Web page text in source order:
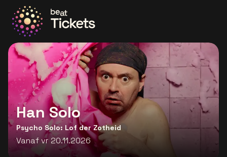
Ga naar de homepage
Han Solo
Psycho Solo: Lof der Zotheid
Vanaf vr 20.11.2026